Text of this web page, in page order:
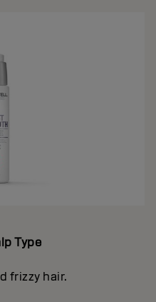
Type
frizzy hair.